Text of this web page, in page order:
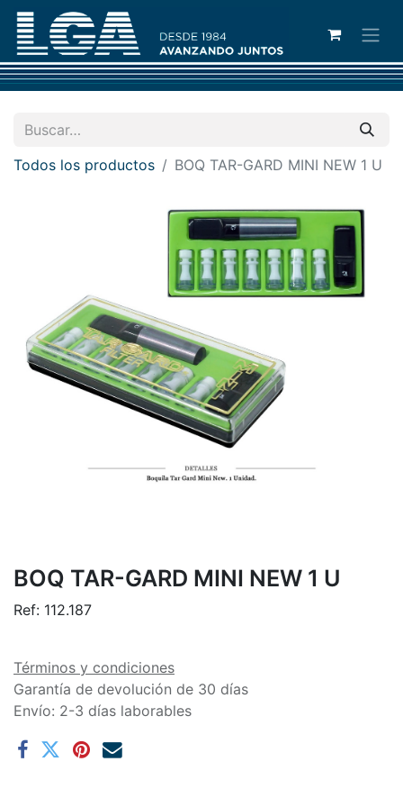
Todos los productos BOQ TAR-GARD MINI NEW 1 U
BOQ TAR-GARD MINI NEW 1 U
Ref: 112.187
Términos y condiciones
Garantía de devolución de 30 días
Envío: 2-3 días laborables